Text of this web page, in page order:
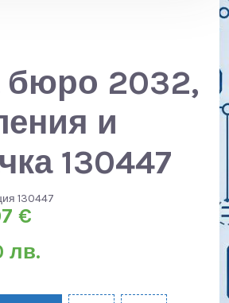
бюро 2032,
и
130447
130447
€
лв.